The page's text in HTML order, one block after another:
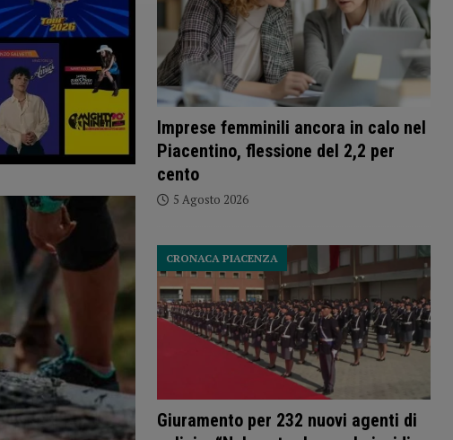
Imprese femminili ancora in calo nel
Piacentino, flessione del 2,2 per
cento
5 Agosto 2026
Giuramento per 232 nuovi agenti di
CRONACA PIACENZA